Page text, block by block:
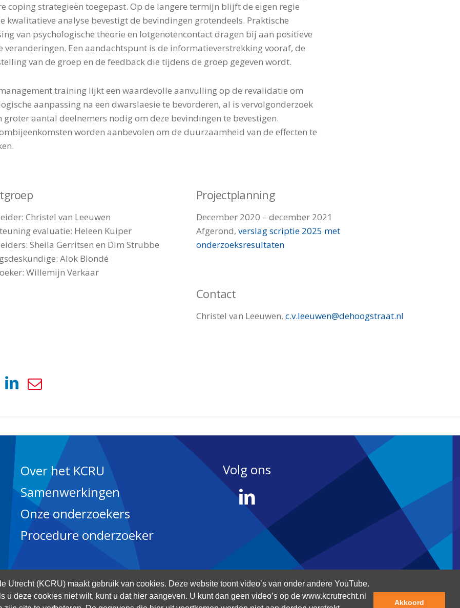
(KCRU) maakt gebruik van cookies. Deze website toont video’s van onder andere YouTube.
deze cookies niet wilt, kunt u dat hier aangeven. U kunt dan geen video’s op de www.kcrutrecht.nl
Akkoord
coping strategieën toegepast. Op de langere termijn blijft de eigen regie
kwalitatieve analyse bevestigt de bevindingen grotendeels. Praktische
van psychologische theorie en lotgenotencontact dragen bij aan positieve
veranderingen. Een aandachtspunt is de informatieverstrekking vooraf, de
van de groep en de feedback die tijdens de groep gegeven wordt.
training lijkt een waardevolle aanvulling op de revalidatie om
aanpassing na een dwarslaesie te bevorderen, al is vervolgonderzoek
groter aantal deelnemers nodig om deze bevindingen te bevestigen.
worden aanbevolen om de duurzaamheid van de effecten te
Christel van Leeuwen
evaluatie: Heleen Kuiper
Sheila Gerritsen en Dim Strubbe
Alok Blondé
Willemijn Verkaar
Projectplanning
December 2020 – december 2021
Afgerond,verslag scriptie 2025 met
onderzoeksresultaten
Contact
Christel van Leeuwen,c.v.leeuwen@dehoogstraat.nl
Over het KCRU
Samenwerkingen
Onze onderzoekers
Procedure onderzoeker
Volg ons